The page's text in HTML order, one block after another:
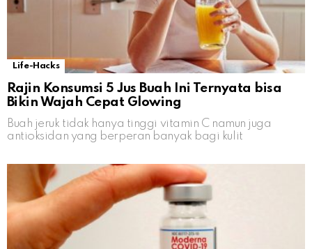
Life-Hacks
Rajin Konsumsi 5 Jus Buah Ini Ternyata bisa
Bikin Wajah Cepat Glowing
Buah jeruk tidak hanya tinggi vitamin C namun juga
antioksidan yang berperan banyak bagi kulit